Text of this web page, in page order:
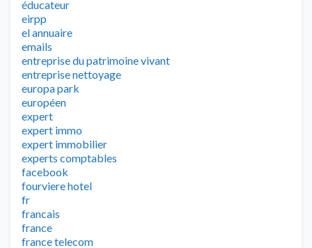
éducateur
eirpp
el annuaire
emails
entreprise du patrimoine vivant
entreprise nettoyage
europa park
européen
expert
expert immo
expert immobilier
experts comptables
facebook
fourviere hotel
fr
francais
france
france telecom